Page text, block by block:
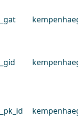
_gat
_gid
_pk_id